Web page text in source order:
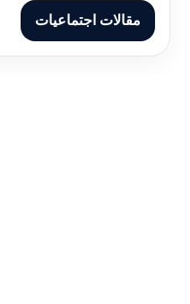
مقالات اجتماعيات